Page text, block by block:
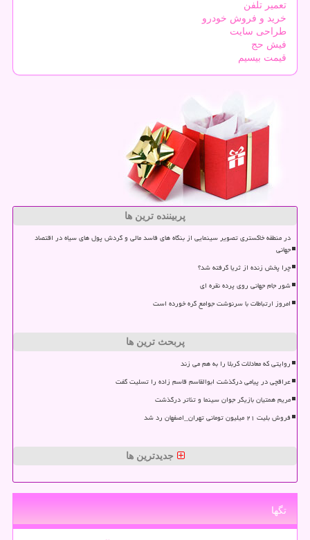
تعمیر تلفن
خرید و فروش خودرو
طراحی سایت
فیش حج
قیمت بیسیم
پربیننده ترین ها
در منطقه خاکستری تصویر سینمایی از بنگاه های فاسد مالی و گردش پول های سیاه در اقتصاد
جهانی
چرا پخش زنده از ثریا گرفته شد؟
شور جام جهانی روی پرده نقره ای
امروز ارتباطات با سرنوشت جوامع گره خورده است
پربحث ترین ها
روایتی که معادلات کربلا را به هم می زند
عراقچی در پیامی درگذشت ابوالقاسم قاسم زاده را تسلیت گفت
مریم همتیان بازیگر جوان سینما و تئاتر درگذشت
فروش بلیت ۲۱ میلیون تومانی تهران_اصفهان رد شد
جدیدترین ها
تگها